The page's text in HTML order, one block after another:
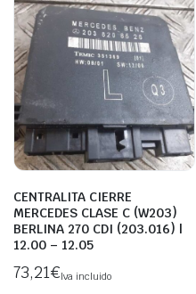
CENTRALITA CIERRE
MERCEDES CLASE C (W203)
BERLINA 270 CDI (203.016) |
12.00 – 12.05
73,21€Iva incluido